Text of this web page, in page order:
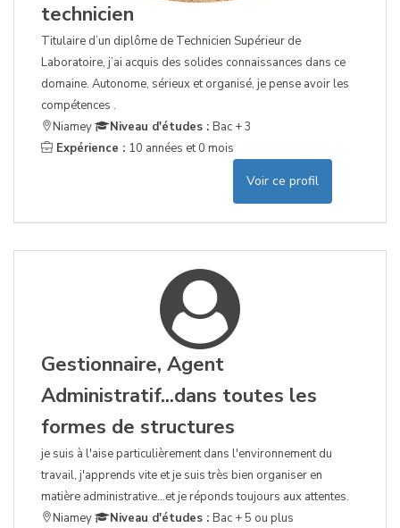
technicien
Titulaire d’un diplôme de Technicien Supérieur de
Laboratoire, j’ai acquis des solides connaissances dans ce
domaine. Autonome, sérieux et organisé, je pense avoir les
compétences .
Niamey
Niveau d'études : Bac + 3
Expérience : 10 années et 0 mois
Voir ce profil
Gestionnaire, Agent
Administratif...dans toutes les
formes de structures
je suis à l'aise particulièrement dans l'environnement du
travail, j'apprends vite et je suis très bien organiser en
matière administrative...et je réponds toujours aux attentes.
Niamey
Niveau d'études : Bac + 5 ou plus